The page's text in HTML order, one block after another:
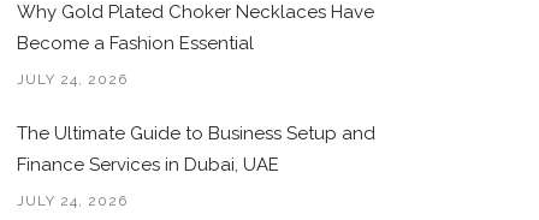
Why Gold Plated Choker Necklaces Have
Become a Fashion Essential
JULY 24, 2026
The Ultimate Guide to Business Setup and
Finance Services in Dubai, UAE
JULY 24, 2026